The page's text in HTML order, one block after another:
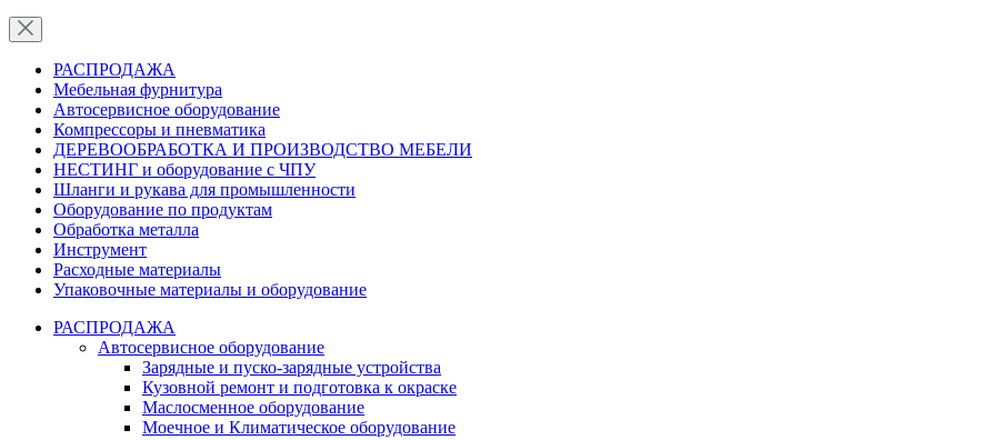
РАСПРОДАЖА
Мебельная фурнитура
Автосервисное оборудование
Компрессоры и пневматика
ДЕРЕВООБРАБОТКА И ПРОИЗВОДСТВО МЕБЕЛИ
НЕСТИНГ и оборудование с ЧПУ
Шланги и рукава для промышленности
Оборудование по продуктам
Обработка металла
Инструмент
Расходные материалы
Упаковочные материалы и оборудование
РАСПРОДАЖА
Автосервисное оборудование
Зарядные и пуско-зарядные устройства
Кузовной ремонт и подготовка к окраске
Маслосменное оборудование
Моечное и Климатическое оборудование